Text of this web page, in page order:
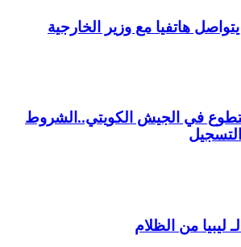
هاتفيا مع وزير الخارجية
في الجيش الكويتي..الشروط
ليبيا من الظلام